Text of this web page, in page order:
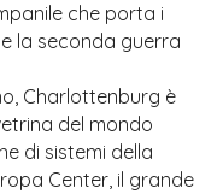
che porta i
la seconda guerra
Charlottenburg è
del mondo
di sistemi della
Center, il grande